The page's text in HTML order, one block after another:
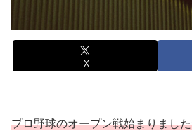
X
プロ野球のオープン戦始まりまし